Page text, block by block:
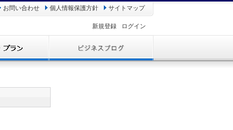
お問い合わせ 個人情報保護方針 サイトマップ
新規登録 ログイン